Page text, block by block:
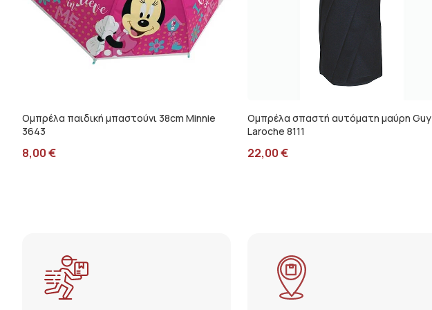
Ομπρέλα παιδική μπαστούνι 38cm Minnie
3643
8,00€
Ομπρέλα σπαστή αυτόματη μαύρη Guy
Laroche 8111
22,00€